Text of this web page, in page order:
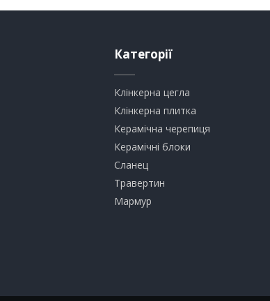
Категорії
Клінкерна цегла
​Клінкерна плитка
​Керамічна черепиця
​Керамічні блоки
​Сланец
Травертин​
​Мармур